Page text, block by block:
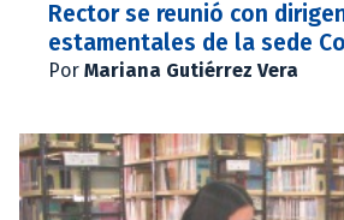
Rector se reunió con
estamentales de la sede
Por Mariana Gutiérrez Vera